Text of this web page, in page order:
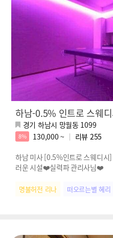
하남-0.5% 인트로 스웨
경기 하남시 망월동 1099
8% 130,000 ~ 리뷰 255
하남 미사 [0.5%인트로 스웨디
러운 시설❤️실력파 관리사님❤️
명불허전 리나 떠오르는별 혜리